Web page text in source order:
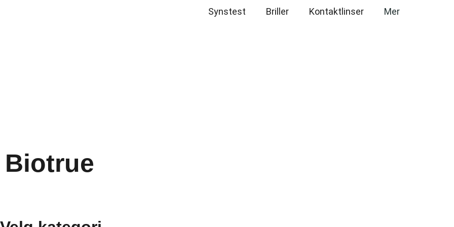
Synstest Briller Kontaktlinser Mer
Biotrue